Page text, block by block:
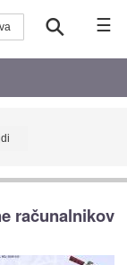
☰
računalnikov